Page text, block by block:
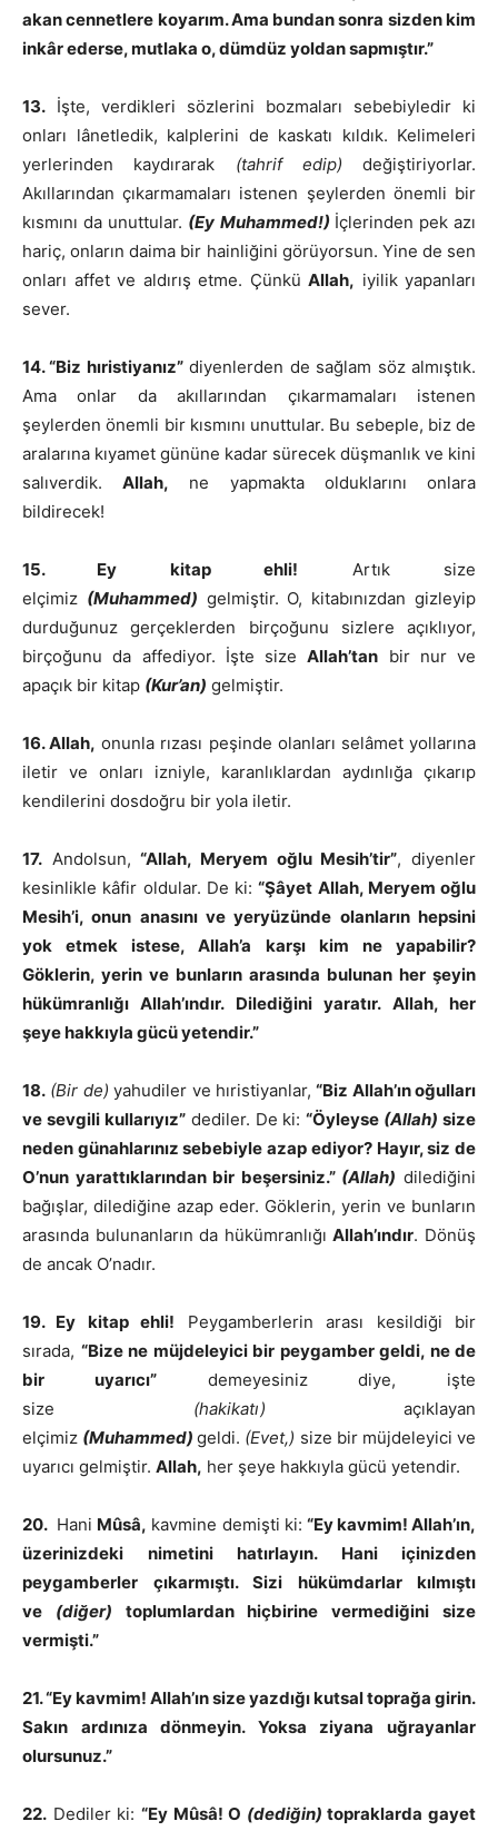
akan cennetlere koyarım. Ama bundan sonra sizden kim
inkâr ederse, mutlaka o, dümdüz yoldan sapmıştır.”
13. İşte, verdikleri sözlerini bozmaları sebebiyledir ki
onları lânetledik, kalplerini de kaskatı kıldık. Kelimeleri
yerlerinden kaydırarak (tahrif edip) değiştiriyorlar.
Akıllarından çıkarmamaları istenen şeylerden önemli bir
kısmını da unuttular. (Ey Muhammed!) İçlerinden pek azı
hariç, onların daima bir hainliğini görüyorsun. Yine de sen
onları affet ve aldırış etme. Çünkü Allah, iyilik yapanları
sever.
14. “Biz hıristiyanız”diyenlerden de sağlam söz almıştık.
Ama onlar da akıllarından çıkarmamaları istenen
şeylerden önemli bir kısmını unuttular. Bu sebeple, biz de
aralarına kıyamet gününe kadar sürecek düşmanlık ve kini
salıverdik.Allah, ne yapmakta olduklarını onlara
bildirecek!
15. Ey kitap ehli! Artık size
elçimiz (Muhammed) gelmiştir. O, kitabınızdan gizleyip
durduğunuz gerçeklerden birçoğunu sizlere açıklıyor,
birçoğunu da affediyor. İşte sizeAllah’tan bir nur ve
apaçık bir kitap (Kur’an) gelmiştir.
16. Allah, onunla rızası peşinde olanları selâmet yollarına
iletir ve onları izniyle, karanlıklardan aydınlığa çıkarıp
kendilerini dosdoğru bir yola iletir.
17. Andolsun,“Allah, Meryem oğlu Mesih’tir”, diyenler
kesinlikle kâfir oldular. De ki:“Şâyet Allah, Meryem oğlu
Mesih’i, onun anasını ve yeryüzünde olanların hepsini
yok etmek istese, Allah’a karşı kim ne yapabilir?
Göklerin, yerin ve bunların arasında bulunan her şeyin
hükümranlığı Allah’ındır. Dilediğini yaratır. Allah, her
şeye hakkıyla gücü yetendir.”
18. (Bir de) yahudiler ve hıristiyanlar,“Biz Allah’ın oğulları
ve sevgili kullarıyız”dediler. De ki:“Öyleyse (Allah) size
neden günahlarınız sebebiyle azap ediyor? Hayır, siz de
O’nun yarattıklarından bir beşersiniz.” (Allah) dilediğini
bağışlar, dilediğine azap eder. Göklerin, yerin ve bunların
arasında bulunanların da hükümranlığıAllah’ındır. Dönüş
de ancak O’nadır.
19. Ey kitap ehli! Peygamberlerin arası kesildiği bir
sırada, “Bize ne müjdeleyici bir peygamber geldi, ne de
bir uyarıcı”demeyesiniz diye, işte
size (hakikatı) açıklayan
elçimiz (Muhammed) geldi. (Evet,) size bir müjdeleyici ve
uyarıcı gelmiştir. Allah, her şeye hakkıyla gücü yetendir.
20. Hani Mûsâ, kavmine demişti ki: “Ey kavmim! Allah’ın,
üzerinizdeki nimetini hatırlayın. Hani içinizden
peygamberler çıkarmıştı. Sizi hükümdarlar kılmıştı
ve (diğer) toplumlardan hiçbirine vermediğini size
vermişti.”
21. “Ey kavmim! Allah’ın size yazdığı kutsal toprağa girin.
Sakın ardınıza dönmeyin. Yoksa ziyana uğrayanlar
olursunuz.”
22. Dediler ki: “Ey Mûsâ! O (dediğin) topraklarda gayet